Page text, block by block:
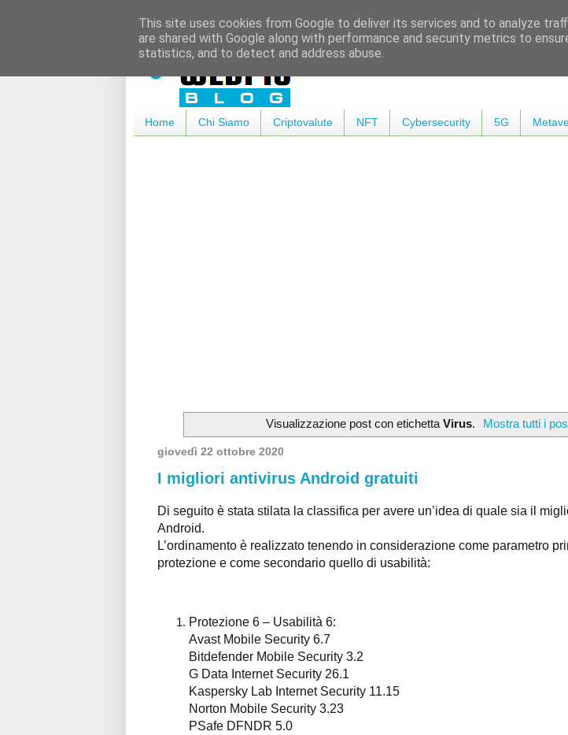
Home Chi Siamo Criptovalute NFT Cybersecurity 5G
Visualizzazione post con etichetta Virus. Mostra tutti i
giovedì 22 ottobre 2020
I migliori antivirus Android gratuiti
Di seguito è stata stilata la classifica per avere un’idea di quale sia il
Android.
L’ordinamento è realizzato tenendo in considerazione come parametro
protezione e come secondario quello di usabilità:
Protezione 6 – Usabilità 6:
Avast Mobile Security 6.7
Bitdefender Mobile Security 3.2
G Data Internet Security 26.1
Kaspersky Lab Internet Security 11.15
Norton Mobile Security 3.23
PSafe DFNDR 5.0
This site uses cookies from Google to deliver its services and to analyze
are shared with Google along with performance and security metrics to
statistics, and to detect and address abuse.